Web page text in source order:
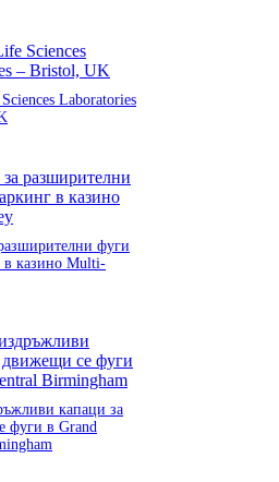
Laboratories
фуги
в казино Multi-
капаци за
фуги в Grand